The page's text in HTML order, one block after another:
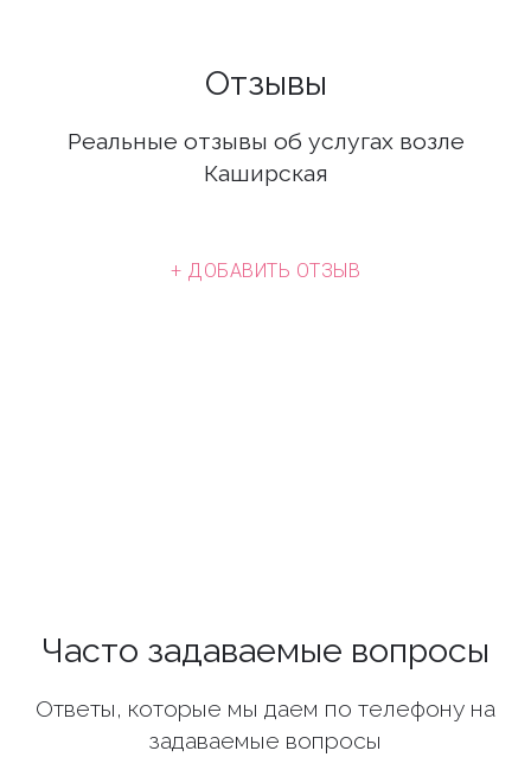
Отзывы
Реальные отзывы об услугах возле
Каширская
+ ДОБАВИТЬ ОТЗЫВ
Часто задаваемые вопросы
Ответы, которые мы даем по телефону на
задаваемые вопросы